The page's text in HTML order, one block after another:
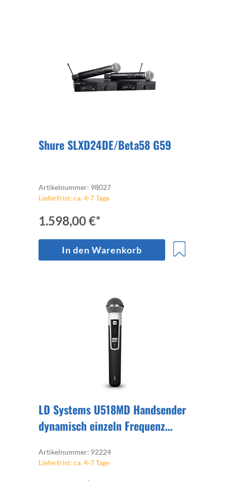
Shure SLXD24DE/Beta58 G59
Artikelnummer: 98027
Lieferfrist: ca. 4-7 Tage
1.598,00 €*
In den Warenkorb
LD Systems U518MD Handsender
dynamisch einzeln Frequenz
Artikelnummer: 92224
Lieferfrist: ca. 4-7 Tage